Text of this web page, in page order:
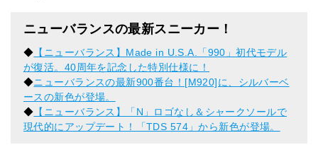
ニューバランスの最新スニーカー！
◆ 【ニューバランス】Made in U.S.A.「990」初代モデル
が復活。40周年を記念した特別仕様に！
◆ニューバランスの最新900番台！[M920]に、シルバーベ
ースの新色が登場。
◆ 【ニューバランス】「N」ロゴなし＆シャークソールで
現代的にアップデート！「TDS 574」から新色が登場。